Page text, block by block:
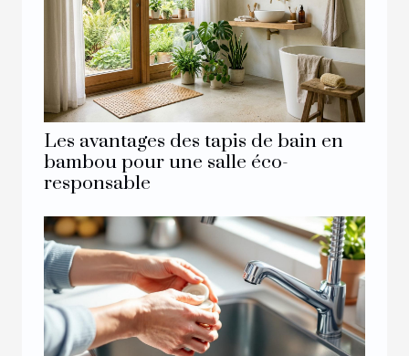
Les avantages des tapis de bain en
bambou pour une salle éco-
responsable